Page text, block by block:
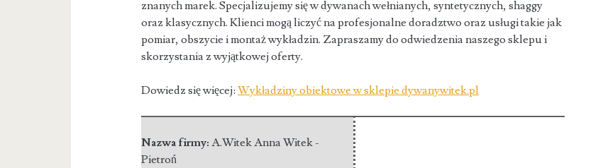
znanych marek. Specjalizujemy się w dywanach wełnianych, syntetycznych, shaggy
oraz klasycznych. Klienci mogą liczyć na profesjonalne doradztwo oraz usługi takie jak
pomiar, obszycie i montaż wykładzin. Zapraszamy do odwiedzenia naszego sklepu i
skorzystania z wyjątkowej oferty.
Dowiedz się więcej:Wykładziny obiektowe w sklepie dywanywitek.pl
Nazwa firmy:A.Witek Anna Witek -
Pietroń